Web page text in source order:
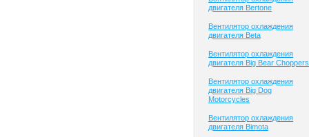
двигателя Bertone
Вентилятор охлаждения
двигателя Beta
Вентилятор охлаждения
двигателя Big Bear Choppers
Вентилятор охлаждения
двигателя Big Dog
Motorcycles
Вентилятор охлаждения
двигателя Bimota